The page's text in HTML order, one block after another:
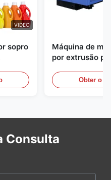
VIDEO
sopro
Máquina de
por extrusão
equipamento
moldagem por
Obter o
Consulta